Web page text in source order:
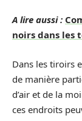
A lire aussi :
noirs dans les
Dans les tiroirs
de manière
d’air et de la
ces endroits